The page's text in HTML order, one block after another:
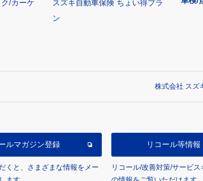
/カーケ
スズキ自動車保険 ちょい得プラ
ン
株式会社 スズ
ルマガジン登録
くと、さまざまな情報をメー
リコール等情報
リコール/改善対策/サービス